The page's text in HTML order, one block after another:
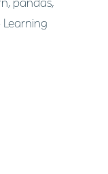
pandas,